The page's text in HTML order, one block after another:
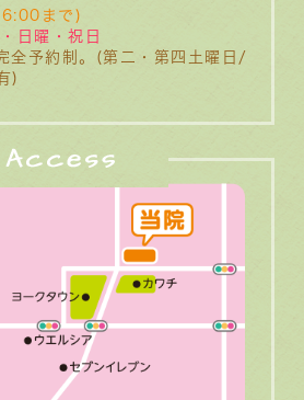
まで)
日曜・祝日
全予約制。(第二・第四土曜日/
)